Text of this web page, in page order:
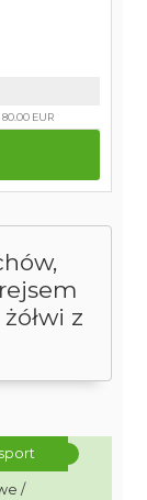
z
/
80.00 EUR